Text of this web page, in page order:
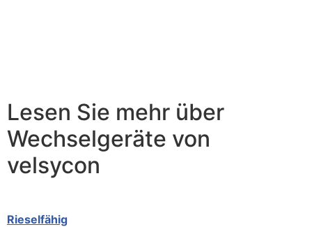
Lesen Sie mehr über
Wechselgeräte von
velsycon
Rieselfähig